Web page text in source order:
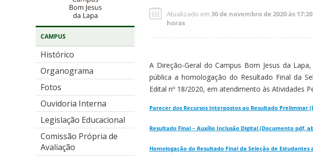
CAMPUS
Histórico
Organograma
Fotos
Ouvidoria Interna
Legislação Educacional
Comissão Própria de
Avaliação
Atualizado em 30 de novembro de 2020 às
horas
A Direção-Geral do Campus Bom Jesus da
pública a homologação do Resultado Final da
Edital nº 18/2020, em atendimento às Atividades
Parecer dos Recursos Interpostos ao Resultado Preliminar
Resultado Final – Auxílio Inclusão Digital (Documento pdf,
Homologação do Resultado Final da Seleção de